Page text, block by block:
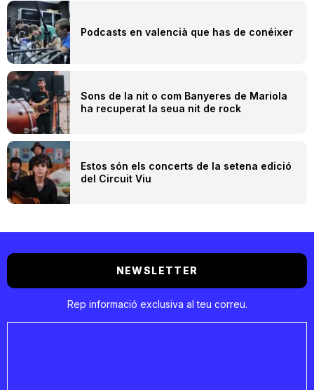
Podcasts en valencià que has de conéixer
Sons de la nit o com Banyeres de Mariola
ha recuperat la seua nit de rock
Estos són els concerts de la setena edició
del Circuit Viu
NEWSLETTER
Rep informació exclusiva al teu correu.